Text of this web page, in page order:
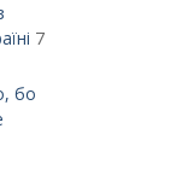
7
бо